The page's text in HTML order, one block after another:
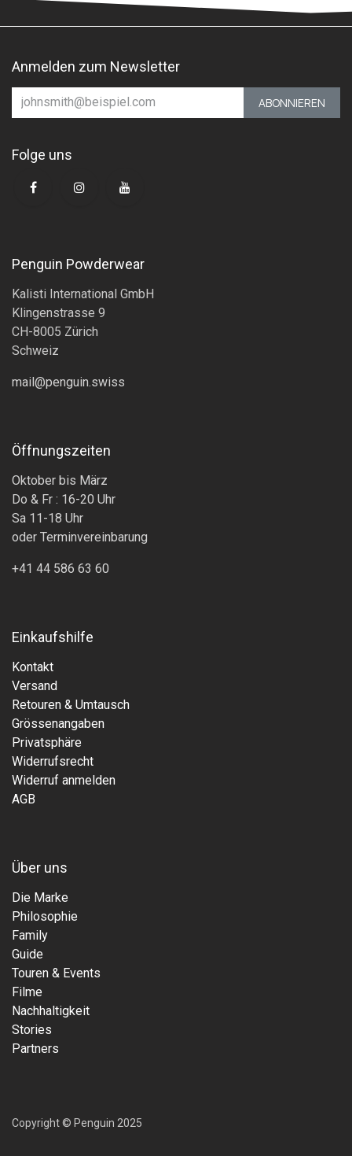
Anmelden zum Newsletter
ABONNIEREN
Folge uns
Penguin Powderwear
Kalisti International GmbH
Klingenstrasse 9
CH-8005 Zürich
Schweiz
mail@penguin.swiss
Öffnungszeiten
Oktober bis März
Do & Fr : 16-20 Uhr
Sa 11-18 Uhr
oder Terminvereinbarung
+41 44 586 63 60
Einkaufshilfe
Kontakt
Versand
Retouren & Umtausch
Grössenangaben
Privatsphäre
Widerrufsrecht
Widerruf anmelden
AGB
Über uns
Die Marke
Philosophie
Family
Guide
Touren & Events
Filme
Nachhaltigkeit
Stories
Partners
Copyright © Penguin 2025